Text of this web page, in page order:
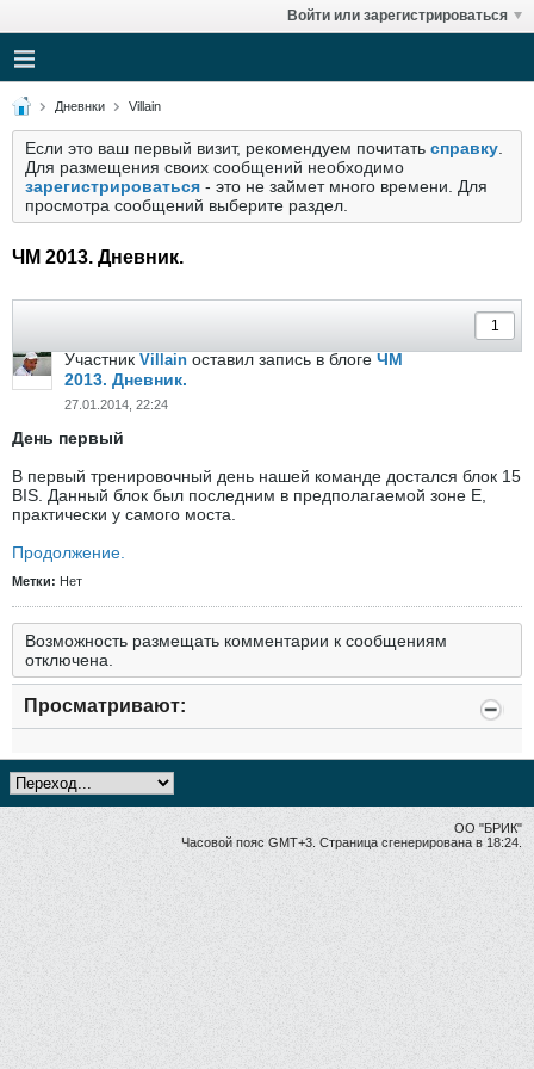
Войти или зарегистрироваться
Дневнки Villain
Если это ваш первый визит, рекомендуем почитать справку
Для размещения своих сообщений необходимо
зарегистрироваться - это не займет много времени. Для
просмотра сообщений выберите раздел.
ЧМ 2013. Дневник.
Участник Villain оставил запись в блоге ЧМ
2013. Дневник.
27.01.2014, 22:24
День первый
В первый тренировочный день нашей команде достался блок 15
BIS. Данный блок был последним в предполагаемой зоне E,
практически у самого моста.
Продолжение.
Метки: Нет
Возможность размещать комментарии к сообщениям
отключена.
Просматривают:
ОО "БРИК"
Часовой пояс GMT+3. Страница сгенерирована в 18:24.